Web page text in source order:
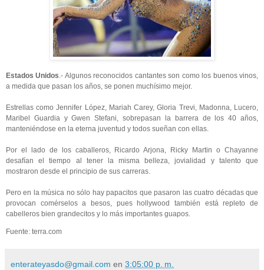
Estados Unidos.- Algunos reconocidos cantantes son como los buenos vinos,
a medida que pasan los años, se ponen muchísimo mejor.
Estrellas como Jennifer López, Mariah Carey, Gloria Trevi, Madonna, Lucero,
Maribel Guardia y Gwen Stefani, sobrepasan la barrera de los 40 años,
manteniéndose en la eterna juventud y todos sueñan con ellas.
Por el lado de los caballeros, Ricardo Arjona, Ricky Martin o Chayanne
desafían el tiempo al tener la misma belleza, jovialidad y talento que
mostraron desde el principio de sus carreras.
Pero en la música no sólo hay papacitos que pasaron las cuatro décadas que
provocan comérselos a besos, pues hollywood también está repleto de
cabelleros bien grandecitos y lo más importantes guapos.
Fuente: terra.com
enterateyasdo@gmail.com en 3:05:00 p. m.